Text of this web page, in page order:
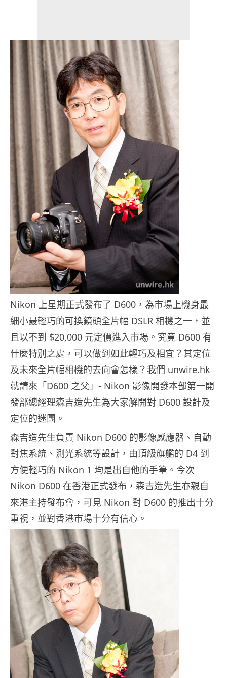
Nikon 上星期正式發布了 D600，為市場上機身最
細小最輕巧的可換鏡頭全片幅 DSLR 相機之一，並
且以不到 $20,000 元定價進入市場。究竟 D600 有
什麼特別之處，可以做到如此輕巧及相宜？其定位
及未來全片幅相機的去向會怎樣？我們 unwire.hk
就請來「D600 之父」- Nikon 影像開發本部第一開
發部總經理森吉造先生為大家解開對 D600 設計及
定位的迷團。
森吉造先生負責 Nikon D600 的影像感應器、自動
對焦系統、測光系統等設計，由頂級旗艦的 D4 到
方便輕巧的 Nikon 1 均是出自他的手筆。今次
Nikon D600 在香港正式發布，森吉造先生亦親自
來港主持發布會，可見 Nikon 對 D600 的推出十分
重視，並對香港市場十分有信心。